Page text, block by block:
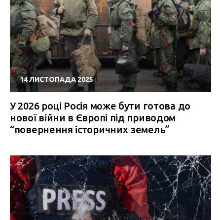
14 ЛИСТОПАДА 2025
У 2026 році Росія може бути готова до
нової війни в Європі під приводом
“повернення історичних земель”